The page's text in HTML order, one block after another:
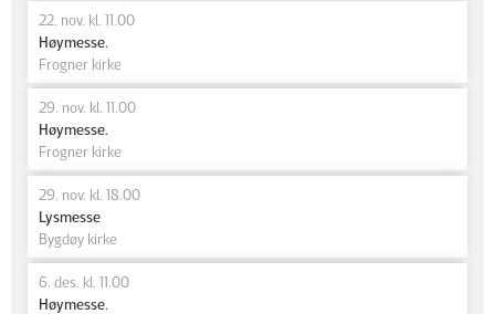
22. nov. kl. 11.00
Høymesse.
Frogner kirke
29. nov. kl. 11.00
Høymesse.
Frogner kirke
29. nov. kl. 18.00
Lysmesse
Bygdøy kirke
6. des. kl. 11.00
Høymesse.